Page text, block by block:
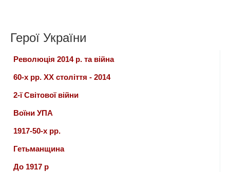
Герої України
Революція 2014 р. та війна
60-х рр. ХХ століття - 2014
2-ї Світової війни
Воїни УПА
1917-50-х рр.
Гетьманщина
До 1917 р